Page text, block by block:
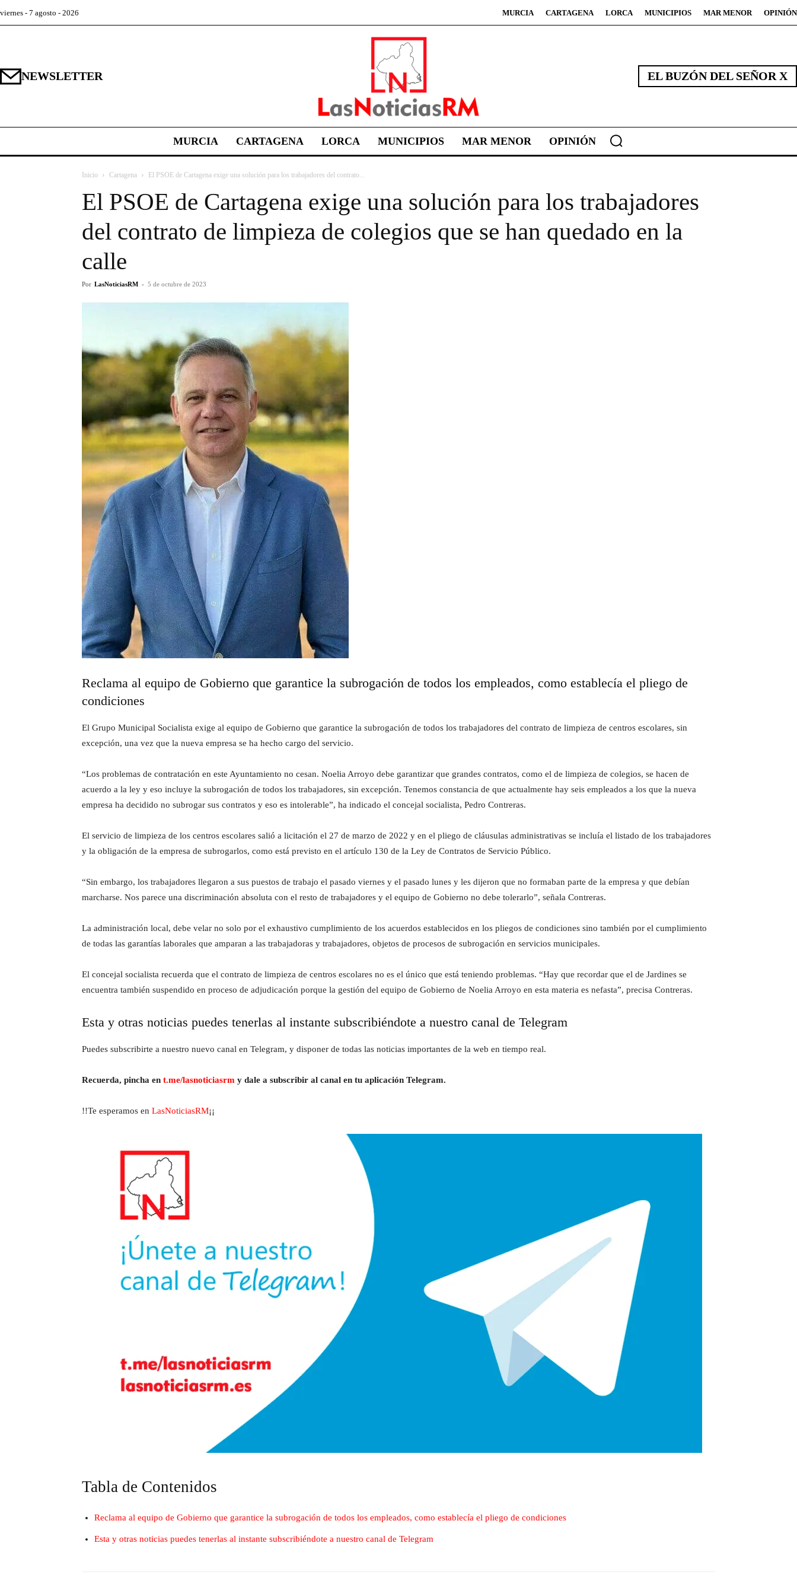
viernes - 7 agosto - 2026 MURCIA CARTAGENA LORCA MUNICIPIOS MAR MENOR OPINIÓN
NEWSLETTER EL BUZÓN DEL SEÑOR X
MURCIA CARTAGENA LORCA MUNICIPIOS MAR MENOR OPINIÓN
Inicio Cartagena El PSOE de Cartagena exige una solución para los trabajadores del contrato...
El PSOE de Cartagena exige una solución para los trabajadores
del contrato de limpieza de colegios que se han quedado en la
calle
Por LasNoticiasRM - 5 de octubre de 2023
Reclama al equipo de Gobierno que garantice la subrogación de todos los empleados, como establecía el pliego de
condiciones
El Grupo Municipal Socialista exige al equipo de Gobierno que garantice la subrogación de todos los trabajadores del contrato de limpieza de centros escolares, sin
excepción, una vez que la nueva empresa se ha hecho cargo del servicio.
“Los problemas de contratación en este Ayuntamiento no cesan. Noelia Arroyo debe garantizar que grandes contratos, como el de limpieza de colegios, se hacen de
acuerdo a la ley y eso incluye la subrogación de todos los trabajadores, sin excepción. Tenemos constancia de que actualmente hay seis empleados a los que la nueva
empresa ha decidido no subrogar sus contratos y eso es intolerable”, ha indicado el concejal socialista, Pedro Contreras.
El servicio de limpieza de los centros escolares salió a licitación el 27 de marzo de 2022 y en el pliego de cláusulas administrativas se incluía el listado de los trabajadores
y la obligación de la empresa de subrogarlos, como está previsto en el artículo 130 de la Ley de Contratos de Servicio Público.
“Sin embargo, los trabajadores llegaron a sus puestos de trabajo el pasado viernes y el pasado lunes y les dijeron que no formaban parte de la empresa y que debían
marcharse. Nos parece una discriminación absoluta con el resto de trabajadores y el equipo de Gobierno no debe tolerarlo”, señala Contreras.
La administración local, debe velar no solo por el exhaustivo cumplimiento de los acuerdos establecidos en los pliegos de condiciones sino también por el cumplimiento
de todas las garantías laborales que amparan a las trabajadoras y trabajadores, objetos de procesos de subrogación en servicios municipales.
El concejal socialista recuerda que el contrato de limpieza de centros escolares no es el único que está teniendo problemas. “Hay que recordar que el de Jardines se
encuentra también suspendido en proceso de adjudicación porque la gestión del equipo de Gobierno de Noelia Arroyo en esta materia es nefasta”, precisa Contreras.
Esta y otras noticias puedes tenerlas al instante subscribiéndote a nuestro canal de Telegram
Puedes subscribirte a nuestro nuevo canal en Telegram, y disponer de todas las noticias importantes de la web en tiempo real.
Recuerda, pincha en t.me/lasnoticiasrm y dale a subscribir al canal en tu aplicación Telegram.
!!Te esperamos en LasNoticiasRM¡¡
Tabla de Contenidos
Reclama al equipo de Gobierno que garantice la subrogación de todos los empleados, como establecía el pliego de condiciones
Esta y otras noticias puedes tenerlas al instante subscribiéndote a nuestro canal de Telegram